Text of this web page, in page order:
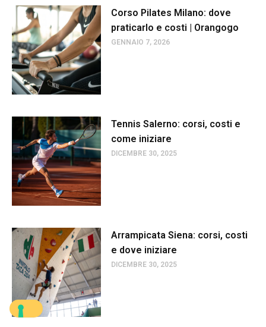
Corso Pilates Milano: dove
praticarlo e costi | Orangogo
GENNAIO 7, 2026
Tennis Salerno: corsi, costi e
come iniziare
DICEMBRE 30, 2025
Arrampicata Siena: corsi, costi
e dove iniziare
DICEMBRE 30, 2025